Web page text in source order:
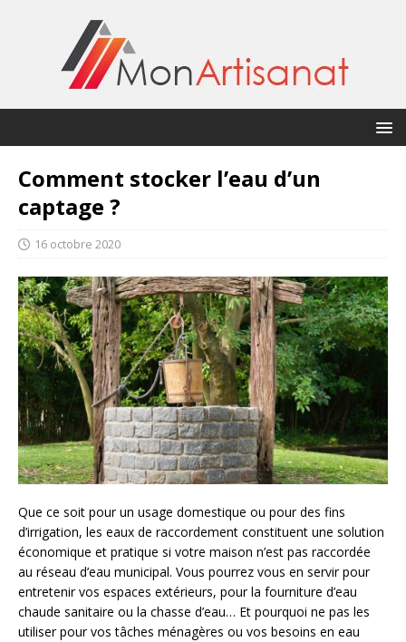
Comment stocker l’eau d’un
captage ?
16 octobre 2020
Que ce soit pour un usage domestique ou pour des fins
d’irrigation, les eaux de raccordement constituent une solution
économique et pratique si votre maison n’est pas raccordée
au réseau d’eau municipal. Vous pourrez vous en servir pour
entretenir vos espaces extérieurs, pour la fourniture d’eau
chaude sanitaire ou la chasse d’eau… Et pourquoi ne pas les
utiliser pour vos tâches ménagères ou vos besoins en eau